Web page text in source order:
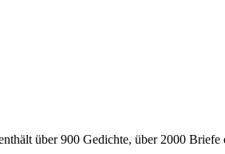
über 900 Gedichte, über 2000